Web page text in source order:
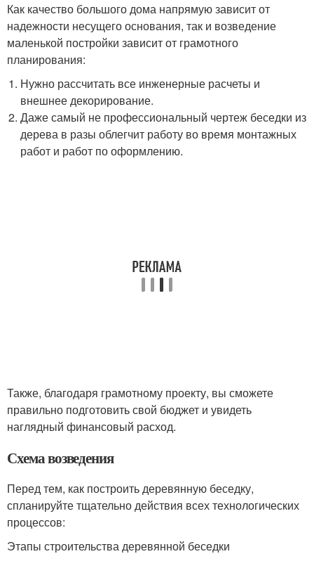
Как качество большого дома напрямую зависит от
надежности несущего основания, так и возведение
маленькой постройки зависит от грамотного
планирования:
Нужно рассчитать все инженерные расчеты и
внешнее декорирование.
Даже самый не профессиональный чертеж беседки из
дерева в разы облегчит работу во время монтажных
работ и работ по оформлению.
Также, благодаря грамотному проекту, вы сможете
правильно подготовить свой бюджет и увидеть
наглядный финансовый расход.
Схема возведения
Перед тем, как построить деревянную беседку,
спланируйте тщательно действия всех технологических
процессов:
Этапы строительства деревянной беседки